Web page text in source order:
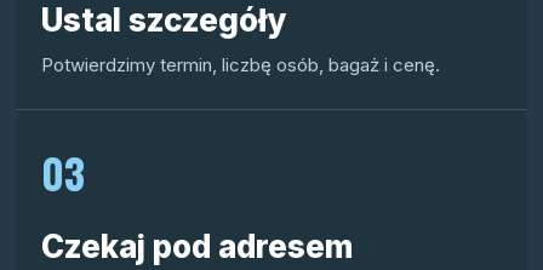
Ustal szczegóły
Potwierdzimy termin, liczbę osób, bagaż i cenę.
03
Czekaj pod adresem